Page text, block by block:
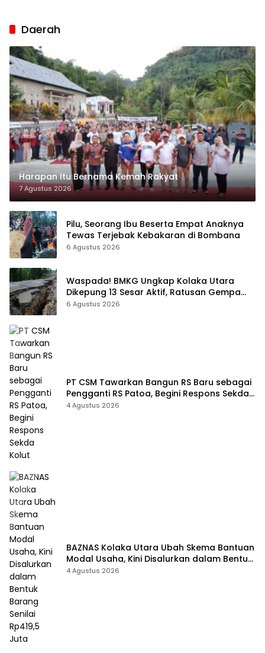
Daerah
Harapan Itu Bernama Kemah Rakyat
7 Agustus 2026
Pilu, Seorang Ibu Beserta Empat Anaknya
Tewas Terjebak Kebakaran di Bombana
6 Agustus 2026
Waspada! BMKG Ungkap Kolaka Utara
Dikepung 13 Sesar Aktif, Ratusan Gempa
Sudah Terekam
6 Agustus 2026
PT CSM Tawarkan Bangun RS Baru sebagai
Pengganti RS Patoa, Begini Respons Sekda
Kolut
4 Agustus 2026
BAZNAS Kolaka Utara Ubah Skema Bantuan
Modal Usaha, Kini Disalurkan dalam Bentuk
Barang Senilai Rp419,5 Juta
4 Agustus 2026